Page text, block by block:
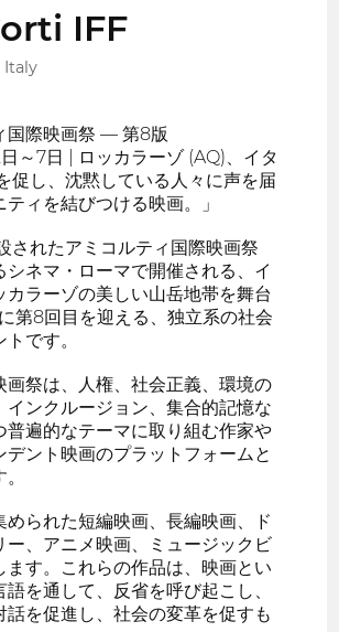
IFF
Italy
国際映画祭 — 第8版
～7日 | ロッカラーゾ (AQ)、イタ
促し、沈黙している人々に声を届
ィを結びつける映画。」
されたアミコルティ国際映画祭
シネマ・ローマで開催される、イ
カラーゾの美しい山岳地帯を舞台
第8回目を迎える、独立系の社会
です。
画祭は、人権、社会正義、環境の
インクルージョン、集合的記憶な
普遍的なテーマに取り組む作家や
デント映画のプラットフォームと
められた短編映画、長編映画、ド
ー、アニメ映画、ミュージックビ
ます。これらの作品は、映画とい
語を通して、反省を呼び起こし、
話を促進し、社会の変革を促すも